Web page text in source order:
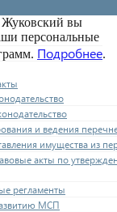
и ведения
имущества из
акты по
регламенты
МСП
Жуковский вы
персональные
Подробнее.